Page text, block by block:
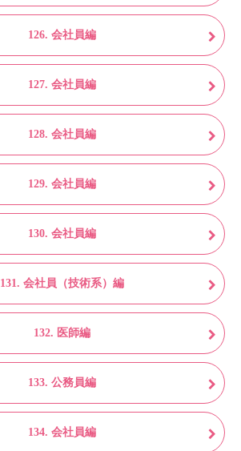
126. 会社員編
127. 会社員編
128. 会社員編
129. 会社員編
130. 会社員編
131. 会社員（技術系）編
132. 医師編
133. 公務員編
134. 会社員編